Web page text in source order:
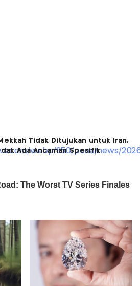
Tidak Ditujukan untuk Iran,
Ada Ancaman Spesifik